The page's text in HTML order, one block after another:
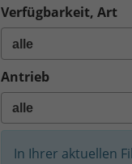
Verfügbarkeit, Art
Antrieb
In Ihrer aktuellen